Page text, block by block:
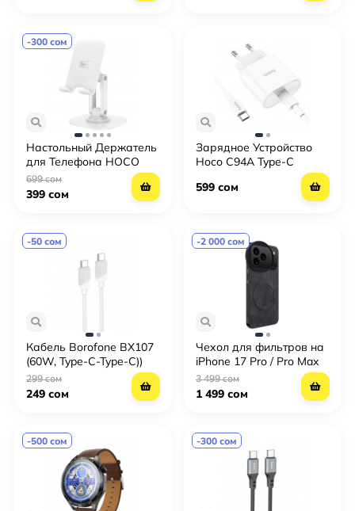
-300 сом
Настольный Держатель
для Телефона HOCO
HD6
699 сом
399 сом
Зарядное Устройство
Hoco C94A Type-C
599 сом
-50 сом
Кабель Borofone BX107
(60W, Type-C-Type-C))
299 сом
249 сом
-2 000 сом
Чехол для фильтров на
iPhone 17 Pro / Pro Max
3 499 сом
1 499 сом
-500 сом -300 сом